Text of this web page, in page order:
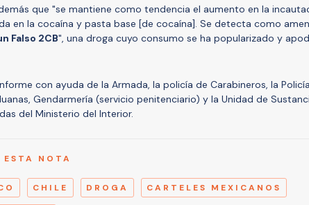
que "se mantiene como tendencia el aumento en la
en la cocaína y pasta base [de cocaína]. Se detecta como
Falso 2CB", una droga cuyo consumo se ha popularizado y
con ayuda de la Armada, la policía de Carabineros, la
Gendarmería (servicio penitenciario) y la Unidad de
del Ministerio del Interior.
NOTA
CHILE DROGA CARTELES MEXICANOS